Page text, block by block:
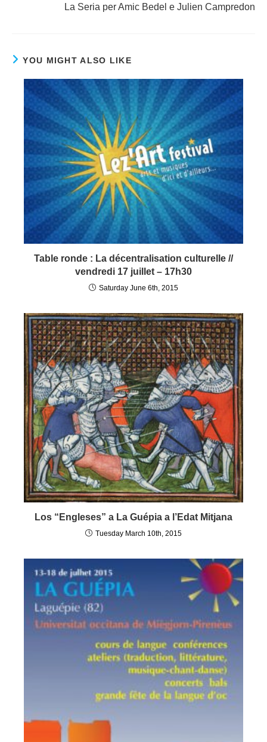
La Seria per Amic Bedel e Julien Campredon
YOU MIGHT ALSO LIKE
Table ronde : La décentralisation culturelle //
vendredi 17 juillet – 17h30
Saturday June 6th, 2015
Los “Engleses” a La Guépia a l’Edat Mitjana
Tuesday March 10th, 2015